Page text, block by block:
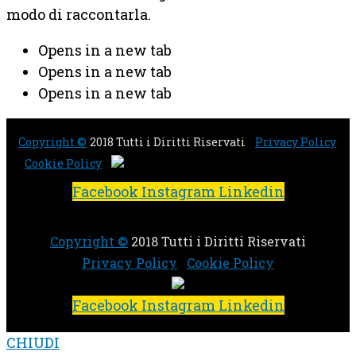
modo di raccontarla.
Opens in a new tab
Opens in a new tab
Opens in a new tab
Copyright © 2018 Tutti i Diritti Riservati
Privacy Policy
Cookie Policy
Facebook Instagram Linkedin
Copyright © 2018 Tutti i Diritti Riservati
Privacy Policy
Cookie Policy
Facebook Instagram Linkedin
CHIUDI